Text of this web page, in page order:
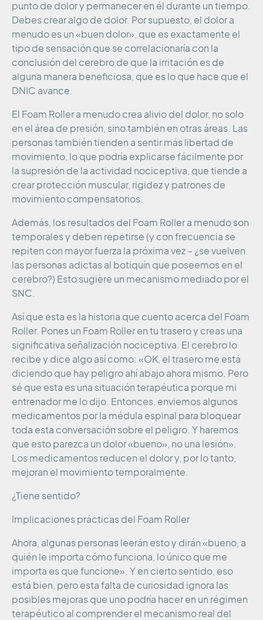
punto de dolor y permanecer en él durante un tiempo.
Debes crear algo de dolor. Por supuesto, el dolor a
menudo es un «buen dolor», que es exactamente el
tipo de sensación que se correlacionaría con la
conclusión del cerebro de que la irritación es de
alguna manera beneficiosa, que es lo que hace que el
DNIC avance.
El Foam Roller a menudo crea alivio del dolor, no solo
en el área de presión, sino también en otras áreas. Las
personas también tienden a sentir más libertad de
movimiento, lo que podría explicarse fácilmente por
la supresión de la actividad nociceptiva, que tiende a
crear protección muscular, rigidez y patrones de
movimiento compensatorios.
Además, los resultados del Foam Roller a menudo son
temporales y deben repetirse (y con frecuencia se
repiten con mayor fuerza la próxima vez – ¿se vuelven
las personas adictas al botiquín que poseemos en el
cerebro?) Esto sugiere un mecanismo mediado por el
SNC.
Así que esta es la historia que cuento acerca del Foam
Roller. Pones un Foam Roller en tu trasero y creas una
significativa señalización nociceptiva. El cerebro lo
recibe y dice algo así como: «OK, el trasero me está
diciendo que hay peligro ahí abajo ahora mismo. Pero
sé que esta es una situación terapéutica porque mi
entrenador me lo dijo. Entonces, enviemos algunos
medicamentos por la médula espinal para bloquear
toda esta conversación sobre el peligro. Y haremos
que esto parezca un dolor «bueno», no una lesión».
Los medicamentos reducen el dolor y, por lo tanto,
mejoran el movimiento temporalmente.
¿Tiene sentido?
Implicaciones prácticas del Foam Roller
Ahora, algunas personas leerán esto y dirán «bueno, a
quién le importa cómo funciona, lo único que me
importa es que funcione». Y en cierto sentido, eso
está bien, pero esta falta de curiosidad ignora las
posibles mejoras que uno podría hacer en un régimen
terapéutico al comprender el mecanismo real del